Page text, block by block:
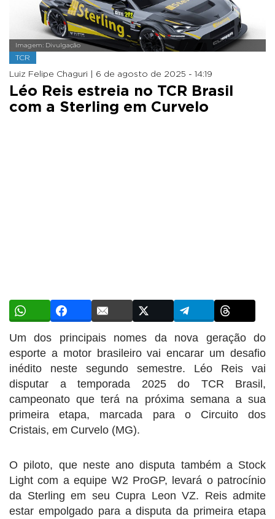
Imagem: Divulgação
TCR
Luiz Felipe Chaguri | 6 de agosto de 2025 - 14:19
Léo Reis estreia no TCR Brasil
com a Sterling em Curvelo
Um dos principais nomes da nova geração do
esporte a motor brasileiro vai encarar um desafio
inédito neste segundo semestre. Léo Reis vai
disputar a temporada 2025 do TCR Brasil,
campeonato que terá na próxima semana a sua
primeira etapa, marcada para o Circuito dos
Cristais, em Curvelo (MG).
O piloto, que neste ano disputa também a Stock
Light com a equipe W2 ProGP, levará o patrocínio
da Sterling em seu Cupra Leon VZ. Reis admite
estar empolgado para a disputa da primeira etapa